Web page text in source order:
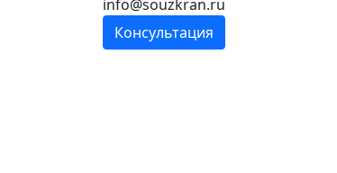
info@souzkran.ru
Консультация